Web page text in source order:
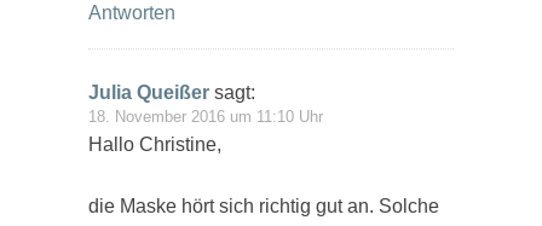
Antworten
Julia Queißer sagt:
18. November 2016 um 11:10 Uhr
Hallo Christine,
die Maske hört sich richtig gut an. Solche